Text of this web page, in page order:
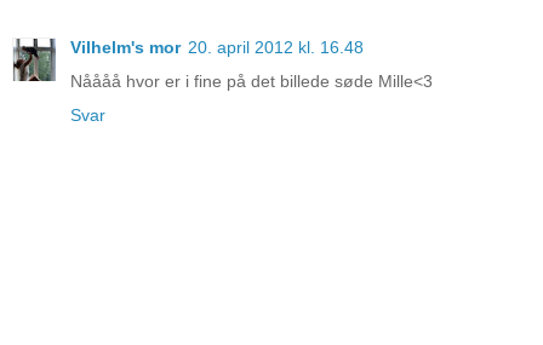
Vilhelm's mor 20. april 2012 kl. 16.48
Nåååå hvor er i fine på det billede søde Mille<3
Svar